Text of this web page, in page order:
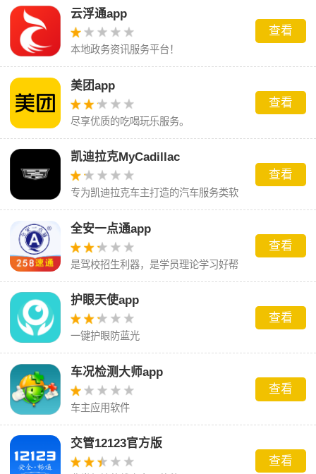
云浮通app
本地政务资讯服务平台！
查看
美团app
尽享优质的吃喝玩乐服务。
查看
凯迪拉克MyCadillac
专为凯迪拉克车主打造的汽车服务类软
件。
查看
全安一点通app
是驾校招生利器，是学员理论学习好帮
手
查看
护眼天使app
一键护眼防蓝光
查看
车况检测大师app
车主应用软件
查看
交管12123官方版
查看